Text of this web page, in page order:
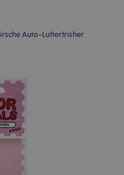
Auto-Lufterfrisher